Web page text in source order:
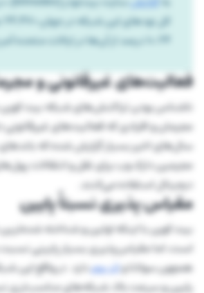
10.24 درصد از آن‌ها در ایالات متحده آمریکا قرار دارند.
فعالیت‌های غیرقانونی و
ناشناس بودن تراکنش‌های شبکه بیت کوین
مجرمان و افرادی که فعالیت‌های غیرقانونی
سال‌های اخیر بسیار گزارش شده که
مجرمین دارک وب برای نقل و انتقالات
دیجیتال استفاده می‌کنند.
مقیاس پذیری نسبتاً پایین
بیت کوین با اینکه اولین و شناخته
است، اما مقیاس‌پذیری بسیار پایینی
همچون سولانا واتریومدارد. در واقع این